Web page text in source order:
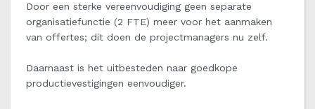
Door een sterke vereenvoudiging geen separate
organisatiefunctie (2 FTE) meer voor het aanmaken
van offertes; dit doen de projectmanagers nu zelf.
Daarnaast is het uitbesteden naar goedkope
productievestigingen eenvoudiger.